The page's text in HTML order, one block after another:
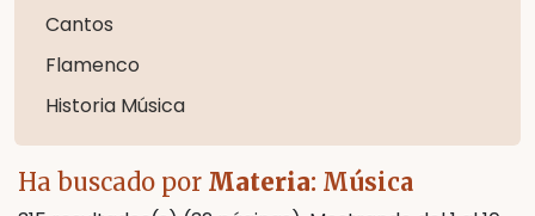
Cantos
Flamenco
Historia Música
Ha buscado por Materia: Música